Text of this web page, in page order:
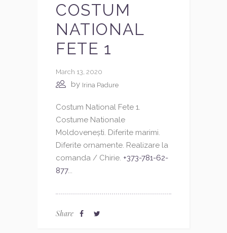
COSTUM
NATIONAL
FETE 1
March 13, 2020
by Irina Padure
Costum National Fete 1.
Costume Nationale
Moldovenești. Diferite marimi.
Diferite ornamente. Realizare la
comanda / Chirie. +373-781-62-
877...
Share